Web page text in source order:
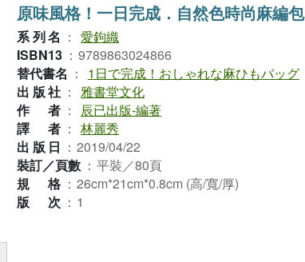
原味風格！一日完成．自然色時尚麻編包
系列名 ： 愛鉤織
ISBN13 ： 9789863024866
替代書名 ：
1日で完成！おしゃれな麻ひもバッグ
出版社 ： 雅書堂文化
作者 ：
辰已出版-編著
譯者 ： 林麗秀
出版日 ： 2019/04/22
裝訂／頁數 ： 平裝／80頁
規格 ： 26cm*21cm*0.8cm (高/寬/厚)
版次 ： 1